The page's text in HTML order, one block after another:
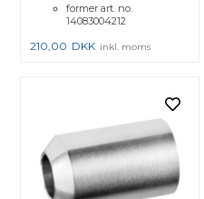
former art. no.
14083004212
210,00 DKK inkl. moms